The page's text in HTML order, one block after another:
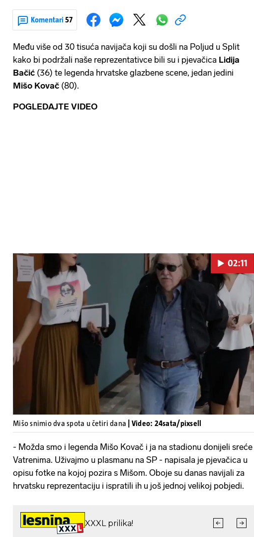
Komentari 57
Među više od 30 tisuća navijača koji su došli na Poljud u Split
kako bi podržali naše reprezentativce bili su i pjevačica Lidija
Bačić (36) te legenda hrvatske glazbene scene, jedan jedini
Mišo Kovač (80).
POGLEDAJTE VIDEO
Pokretanje videa...
02:11
Mišo snimio dva spota u četiri dana | Video: 24sata/pixsell
- Možda smo i legenda Mišo Kovač i ja na stadionu donijeli sreće
Vatrenima. Uživajmo u plasmanu na SP - napisala je pjevačica u
opisu fotke na kojoj pozira s Mišom. Oboje su danas navijali za
hrvatsku reprezentaciju i ispratili ih u još jednoj velikoj pobjedi.